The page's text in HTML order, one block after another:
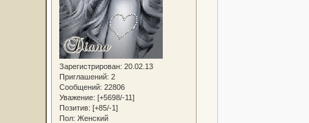
Зарегистрирован: 20.02.13
Приглашений: 2
Сообщений: 22806
Уважение: [+5698/-11]
Позитив: [+85/-1]
Пол: Женский